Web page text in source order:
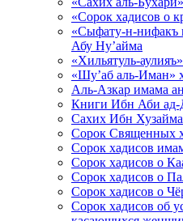
«Сорок хадисов о
«Сыфату-н-нифакъ
Абу Ну’айма
«Хильятуль-
«Шу’аб аль-Иман»
Аль-Азкар имама
Книги Ибн Аби ад-
Сахих Ибн Хузайма
Сорок Священных
Сорок хадисов
Сорок хадисов о
Сорок хадисов о
Сорок хадисов о
Сорок хадисов об